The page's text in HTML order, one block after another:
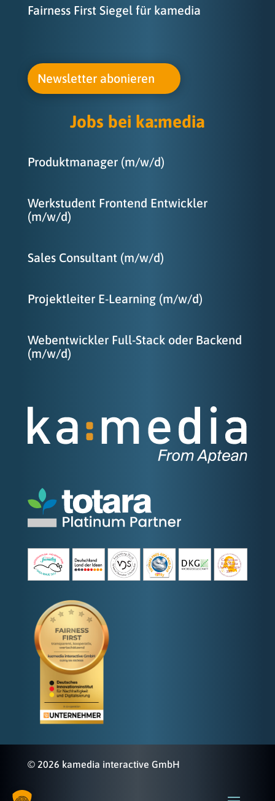
Fairness First Siegel für kamedia
Newsletter abonieren
Jobs bei ka:media
Produktmanager (m/w/d)
Werkstudent Frontend Entwickler
(m/w/d)
Sales Consultant (m/w/d)
Projektleiter E-Learning (m/w/d)
Webentwickler Full-Stack oder Backend
(m/w/d)
© 2026 kamedia interactive GmbH